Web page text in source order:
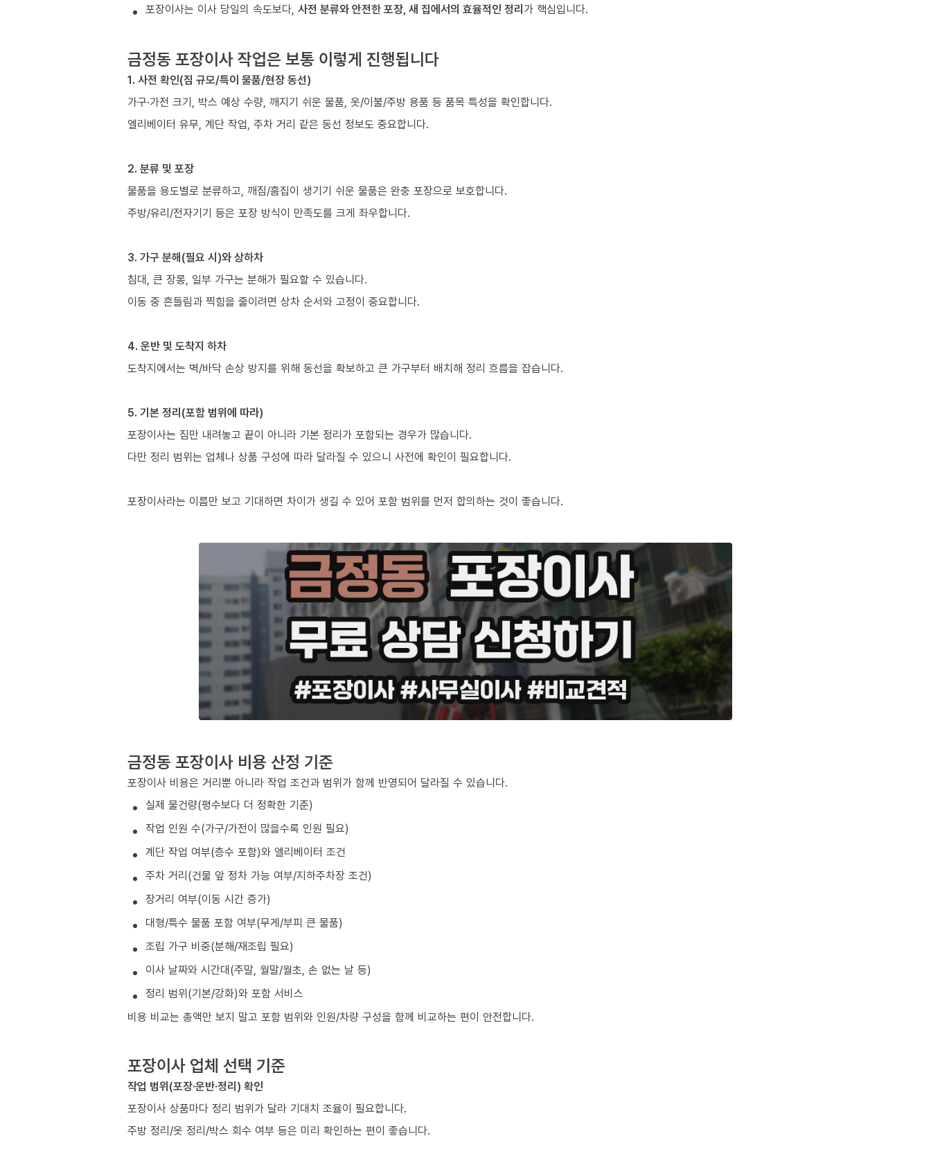
포장이사는 이사 당일의 속도보다, 사전 분류와 안전한 포장, 새 집에서의 효율적인 정리가 핵심입니다.
금정동 포장이사 작업은 보통 이렇게 진행됩니다
1. 사전 확인(짐 규모/특이 물품/현장 동선)
가구·가전 크기, 박스 예상 수량, 깨지기 쉬운 물품, 옷/이불/주방 용품 등 품목 특성을 확인합니다.
엘리베이터 유무, 계단 작업, 주차 거리 같은 동선 정보도 중요합니다.
2. 분류 및 포장
물품을 용도별로 분류하고, 깨짐/흠집이 생기기 쉬운 물품은 완충 포장으로 보호합니다.
주방/유리/전자기기 등은 포장 방식이 만족도를 크게 좌우합니다.
3. 가구 분해(필요 시)와 상하차
침대, 큰 장롱, 일부 가구는 분해가 필요할 수 있습니다.
이동 중 흔들림과 찍힘을 줄이려면 상차 순서와 고정이 중요합니다.
4. 운반 및 도착지 하차
도착지에서는 벽/바닥 손상 방지를 위해 동선을 확보하고 큰 가구부터 배치해 정리 흐름을 잡습니다.
5. 기본 정리(포함 범위에 따라)
포장이사는 짐만 내려놓고 끝이 아니라 기본 정리가 포함되는 경우가 많습니다.
다만 정리 범위는 업체나 상품 구성에 따라 달라질 수 있으니 사전에 확인이 필요합니다.
포장이사라는 이름만 보고 기대하면 차이가 생길 수 있어 포함 범위를 먼저 합의하는 것이 좋습니다.
금정동 포장이사 비용 산정 기준
포장이사 비용은 거리뿐 아니라 작업 조건과 범위가 함께 반영되어 달라질 수 있습니다.
실제 물건량(평수보다 더 정확한 기준)
작업 인원 수(가구/가전이 많을수록 인원 필요)
계단 작업 여부(층수 포함)와 엘리베이터 조건
주차 거리(건물 앞 정차 가능 여부/지하주차장 조건)
장거리 여부(이동 시간 증가)
대형/특수 물품 포함 여부(무게/부피 큰 물품)
조립 가구 비중(분해/재조립 필요)
이사 날짜와 시간대(주말, 월말/월초, 손 없는 날 등)
정리 범위(기본/강화)와 포함 서비스
비용 비교는 총액만 보지 말고 포함 범위와 인원/차량 구성을 함께 비교하는 편이 안전합니다.
포장이사 업체 선택 기준
작업 범위(포장·운반·정리) 확인
포장이사 상품마다 정리 범위가 달라 기대치 조율이 필요합니다.
주방 정리/옷 정리/박스 회수 여부 등은 미리 확인하는 편이 좋습니다.